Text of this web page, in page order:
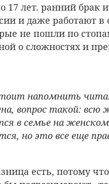
17 лет. ранний брак
и даже работают в
не пошли по
о сложностях и
напомнить
вопрос такой: всю
в семье на
но это все еще
есть, потому